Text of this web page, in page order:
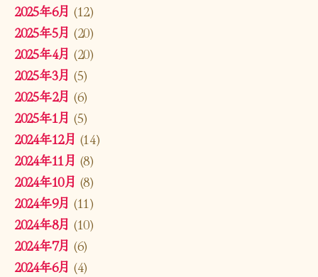
2025年6月 (12)
2025年5月 (20)
2025年4月 (20)
2025年3月 (5)
2025年2月 (6)
2025年1月 (5)
2024年12月 (14)
2024年11月 (8)
2024年10月 (8)
2024年9月 (11)
2024年8月 (10)
2024年7月 (6)
2024年6月 (4)